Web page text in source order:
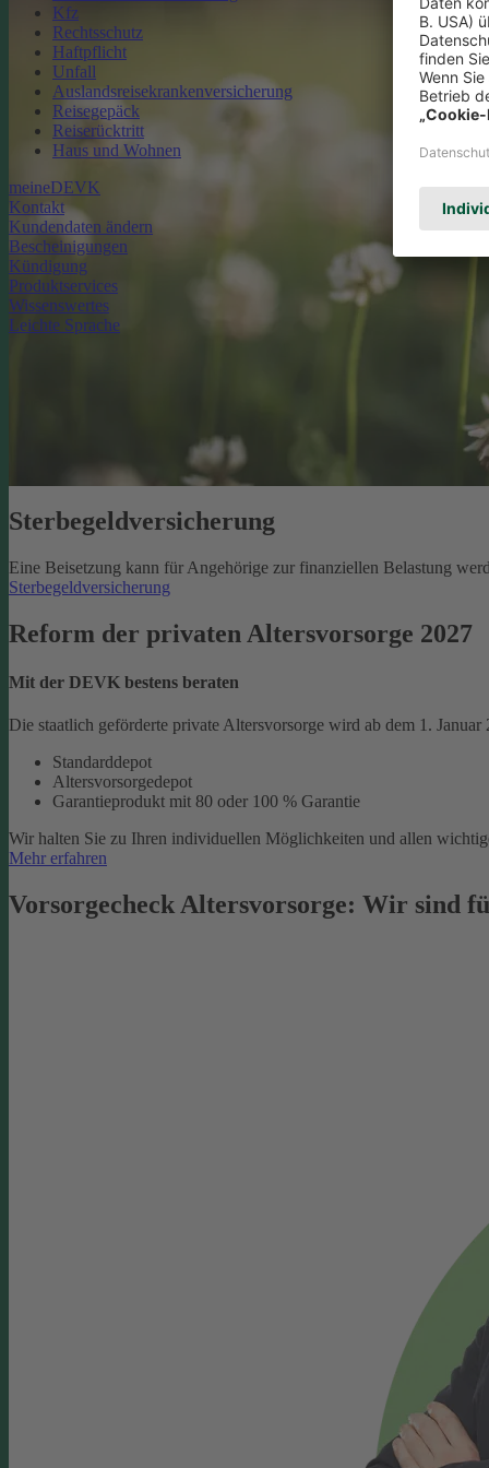
Kfz
Rechtsschutz
Haftpflicht
Unfall
Auslandsreisekrankenversicherung
Reisegepäck
Reiserücktritt
Haus und Wohnen
meineDEVK
Kontakt
Kundendaten ändern
Bescheinigungen
Kündigung
Produktservices
Wissenswertes
Leichte Sprache
Sterbegeld­versicherung
Eine Beisetzung kann für Angehörige zur finanziellen Belastung
Sterbegeldversicherung
Reform der privaten Altersvorsorge 2027
Mit der DEVK bestens beraten
Die staatlich geförderte private Altersvorsorge wird ab dem 1.
Standarddepot
Altersvorsorgedepot
Garantieprodukt mit 80 oder 100 % Garantie
Wir halten Sie zu Ihren individuellen Möglichkeiten und allen
Mehr erfahren
Vorsorgecheck Altersvorsorge:­ Wir sind